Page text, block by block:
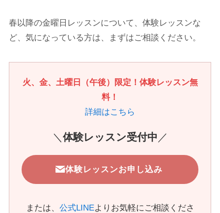
春以降の金曜日レッスンについて、体験レッスンな
ど、気になっている方は、まずはご相談ください。
火、金、土曜日（午後）限定！体験レッスン無
料！
詳細はこちら
＼ 体験レッスン受付中 ／
体験レッスンお申し込み
または、 公式LINEよりお気軽にご相談くださ